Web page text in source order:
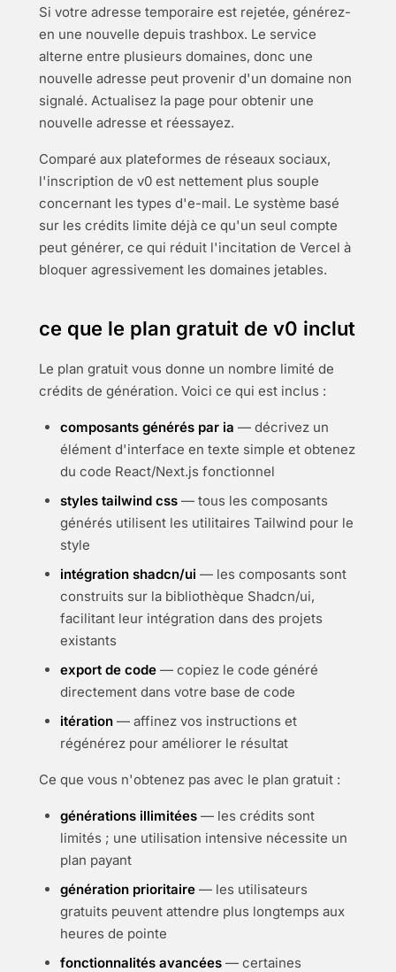
Si votre adresse temporaire est rejetée, générez-
en une nouvelle depuis trashbox. Le service
alterne entre plusieurs domaines, donc une
nouvelle adresse peut provenir d'un domaine non
signalé. Actualisez la page pour obtenir une
nouvelle adresse et réessayez.
Comparé aux plateformes de réseaux sociaux,
l'inscription de v0 est nettement plus souple
concernant les types d'e-mail. Le système basé
sur les crédits limite déjà ce qu'un seul compte
peut générer, ce qui réduit l'incitation de Vercel à
bloquer agressivement les domaines jetables.
ce que le plan gratuit de v0 inclut
Le plan gratuit vous donne un nombre limité de
crédits de génération. Voici ce qui est inclus :
composants générés par ia — décrivez un
élément d'interface en texte simple et obtenez
du code React/Next.js fonctionnel
styles tailwind css — tous les composants
générés utilisent les utilitaires Tailwind pour le
style
intégration shadcn/ui — les composants sont
construits sur la bibliothèque Shadcn/ui,
facilitant leur intégration dans des projets
existants
export de code — copiez le code généré
directement dans votre base de code
itération — affinez vos instructions et
régénérez pour améliorer le résultat
Ce que vous n'obtenez pas avec le plan gratuit :
générations illimitées — les crédits sont
limités ; une utilisation intensive nécessite un
plan payant
génération prioritaire — les utilisateurs
gratuits peuvent attendre plus longtemps aux
heures de pointe
fonctionnalités avancées — certaines